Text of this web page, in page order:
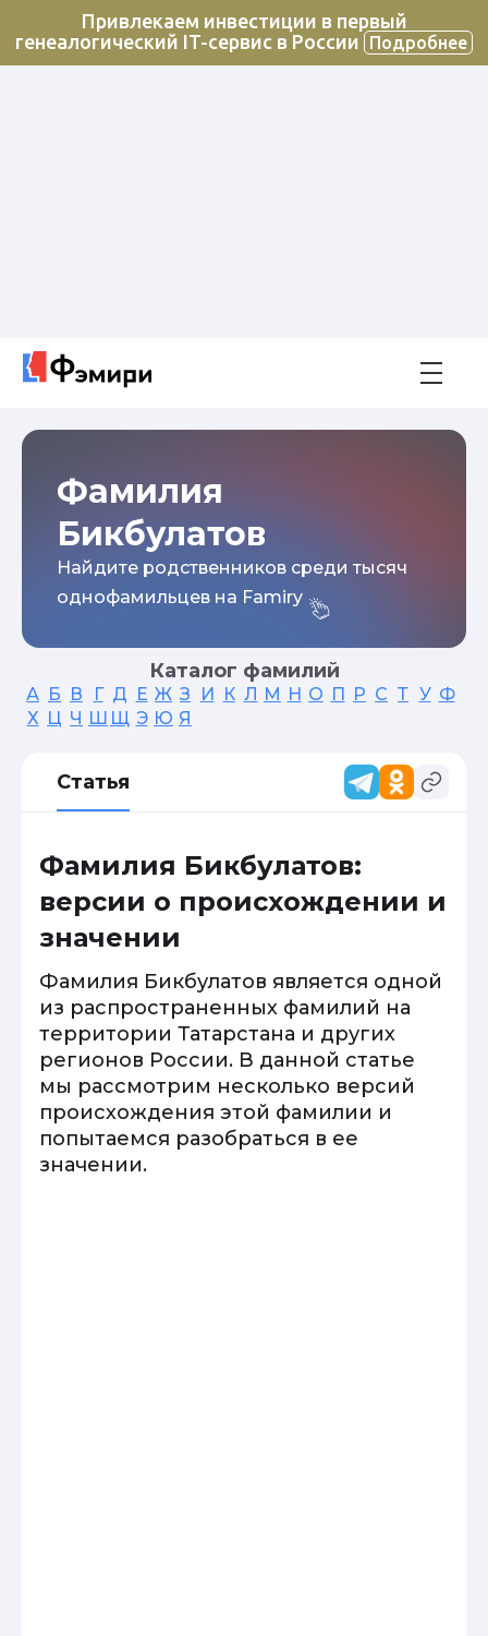
Привлекаем инвестиции в первый
генеалогический IT-сервис в России
Подробнее
Фамилия
Бикбулатов
Найдите родственников среди тысяч
однофамильцев на Famiry
Каталог фамилий
А Б В Г Д Е Ж З И К Л М Н О П Р С Т У Ф
Х Ц Ч Ш Щ Э Ю Я
Статья
Фамилия Бикбулатов:
версии о происхождении и
значении
Фамилия Бикбулатов является одной
из распространенных фамилий на
территории Татарстана и других
регионов России. В данной статье
мы рассмотрим несколько версий
происхождения этой фамилии и
попытаемся разобраться в ее
значении.